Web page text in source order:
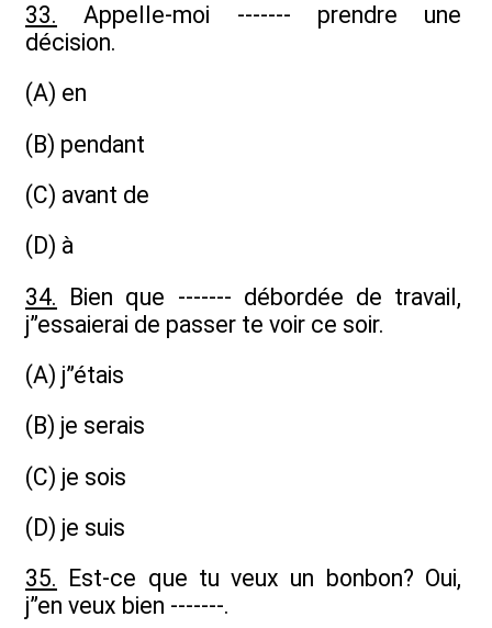
33. Appelle-moi ------- prendre une
décision.
(A) en
(B) pendant
(C) avant de
(D) à
34. Bien que ------- débordée de travail,
j”essaierai de passer te voir ce soir.
(A) j”étais
(B) je serais
(C) je sois
(D) je suis
35. Est-ce que tu veux un bonbon? Oui,
j”en veux bien -------.